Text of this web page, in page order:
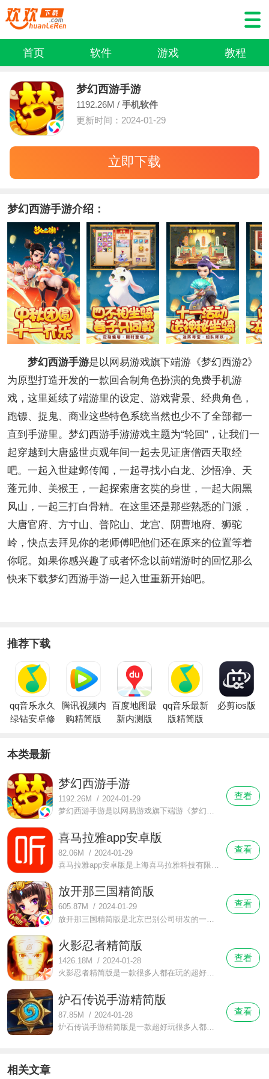
首页 软件 游戏 教程
梦幻西游手游
1192.26M / 手机软件
更新时间：2024-01-29
立即下载
梦幻西游手游介绍：
梦幻西游手游是以网易游戏旗下端游《梦幻西游2》
为原型打造开发的一款回合制角色扮演的免费手机游
戏，这里延续了端游里的设定、游戏背景、经典角色，
跑镖、捉鬼、商业这些特色系统当然也少不了全部都一
直到手游里。梦幻西游手游游戏主题为“轮回”，让我们一
起穿越到大唐盛世贞观年间一起去见证唐僧西天取经
吧。一起入世建邺传闻，一起寻找小白龙、沙悟净、天
蓬元帅、美猴王，一起探索唐玄奘的身世，一起大闹黑
风山，一起三打白骨精。在这里还是那些熟悉的门派，
大唐官府、方寸山、普陀山、龙宫、阴曹地府、狮驼
岭，快点去拜见你的老师傅吧他们还在原来的位置等着
你呢。如果你感兴趣了或者怀念以前端游时的回忆那么
快来下载梦幻西游手游一起入世重新开始吧。
推荐下载
qq音乐永久
绿钻安卓修
腾讯视频内
购精简版
百度地图最
新内测版
qq音乐最新
版精简版
必剪ios版
本类最新
梦幻西游手游
1192.26M / 2024-01-29
梦幻西游手游是以网易游戏旗下端游《梦幻西游2》为原型打造开发的一款回合制角色扮演的免费手机游戏，这里延续了端游里的设定、游戏背景、经典角色，跑镖、捉鬼、商业这些特色系统当然也少不了全部都一直到手游里。
查看
喜马拉雅app安卓版
82.06M / 2024-01-29
查看
放开那三国精简版
605.87M / 2024-01-29
查看
火影忍者精简版
1426.18M / 2024-01-28
火影忍者精简版是一款很多人都在玩的超好玩的角色扮演格斗手游，这里可以给你带来格斗的快感，华丽连招，酷炫的打击感，还有酷炫的最终奥义技能，更能做到让2追3的绝地反杀，给你来带一场酣畅淋漓的决斗。
查看
炉石传说手游精简版
87.85M / 2024-01-28
炉石传说手游精简版是一款超好玩很多人都在玩的休闲智力棋牌游戏，这是魔兽背景创作出来的游戏，在这里你会看到许多收悉的身影，有部落的英勇战士格罗玛什·地狱咆哮，有圣光的领导者维伦先知，有半身塞纳留斯，还有受广大玩家喜爱的希尔瓦娜斯·风行者等等众多魔兽里的人物角色都可以在这里看见。
查看
相关文章